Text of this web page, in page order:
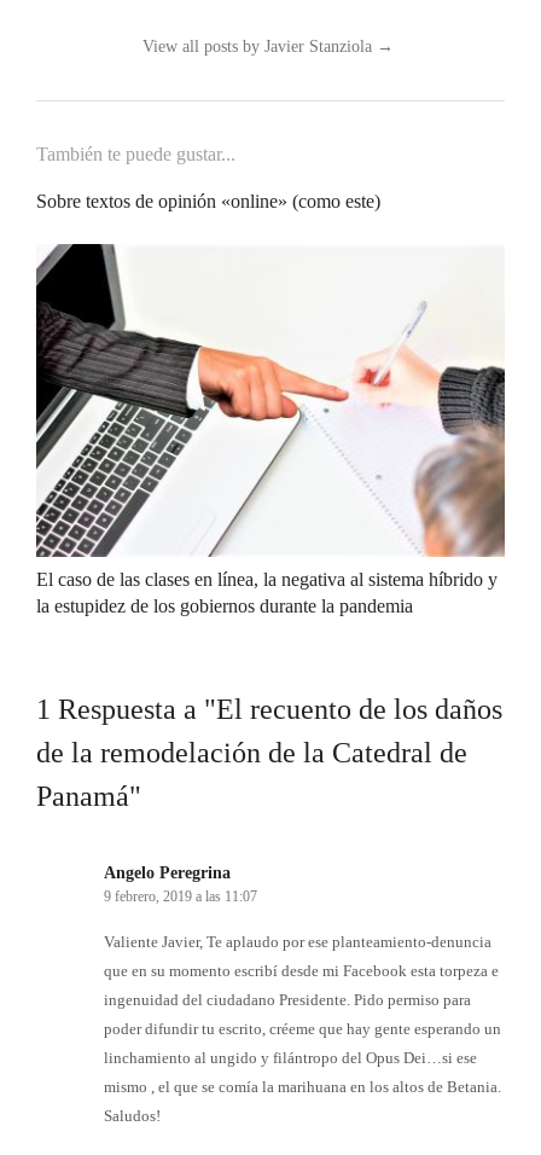
View all posts by Javier Stanziola →
También te puede gustar...
Sobre textos de opinión «online» (como este)
El caso de las clases en línea, la negativa al sistema híbrido y
la estupidez de los gobiernos durante la pandemia
1 Respuesta a "El recuento de los daños
de la remodelación de la Catedral de
Panamá"
Angelo Peregrina
9 febrero, 2019 a las 11:07
Valiente Javier, Te aplaudo por ese planteamiento-denuncia
que en su momento escribí desde mi Facebook esta torpeza e
ingenuidad del ciudadano Presidente. Pido permiso para
poder difundir tu escrito, créeme que hay gente esperando un
linchamiento al ungido y filántropo del Opus Dei…si ese
mismo , el que se comía la marihuana en los altos de Betania.
Saludos!